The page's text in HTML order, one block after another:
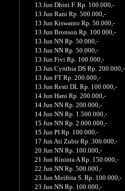
13 Jun Dhini F. Rp. 100.000,-
13 Jun Rani Rp. 500.000,-
13 Jun Kiswanto Rp. 50.000,-
13 Jun Bronson Rp. 100.000,-
13 Jun NN Rp. 50.000,-
13 Jun NN Rp. 50.000,-
13 Jun Fivi Rp. 100.000,-
13 Jun Cynthia DS Rp. 200.000,-
13 Jun FT Rp. 200.000,-
13 Jun Resti DL Rp. 100.000,-
14 Jun Hani Rp. 200.000,-
14 Jun NN Rp. 200.000,-
14 Jun NN Rp. 1.500.000,-
15 Jun NN Rp. 2.000.000,-
15 Jun PI Rp. 100.000,-
17 Jun Ati Zubir Rp. 300.000,-
20 Jun NN Rp. 100.000,-
21 Jun Rininta A Rp. 150.000,-
22 Jun NN Rp. 500.000,-
23 Jun Meifrita S. Rp. 100.000,-
23 Jun NN Rp. 100.000,-